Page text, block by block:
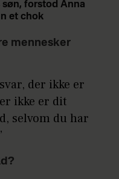
forstod Anna
et chok
mennesker
der ikke er
ikke er dit
selvom du har